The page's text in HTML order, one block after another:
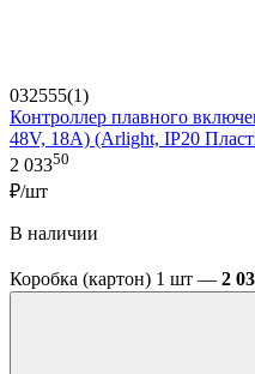
032555(1)
Контроллер плавного
48V, 18A) (Arlight, IP20
2 03350
₽/шт
В наличии
Коробка (картон) 1 шт — 2